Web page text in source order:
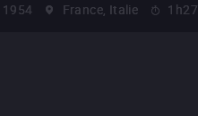
1954 France, Italie 1h27